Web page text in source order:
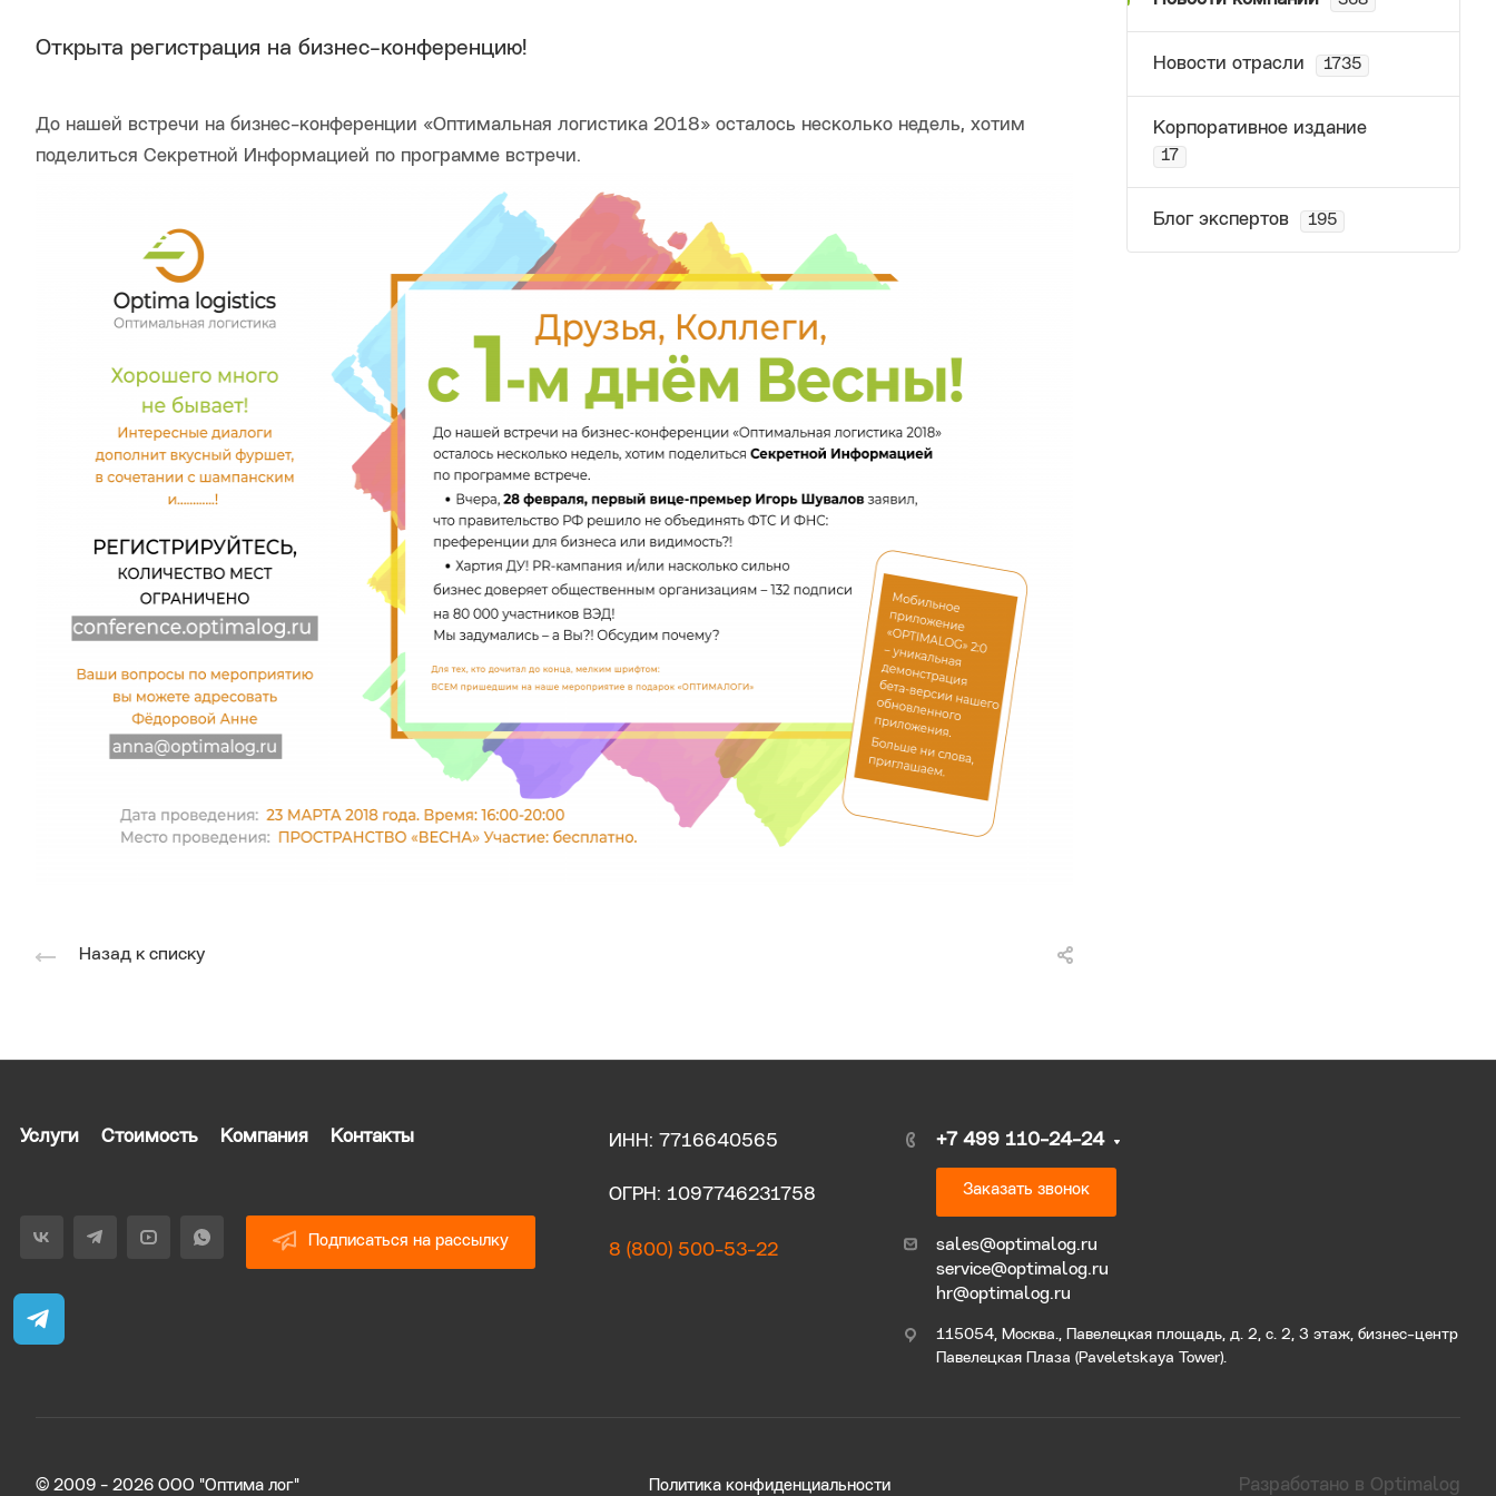
Открыта регистрация на бизнес-конференцию!
До нашей встречи на бизнес-конференции «Оптимальная логистика 2018» осталось несколько недель, хотим
поделиться Секретной Информацией по программе встречи.
Назад к списку
Новости отрасли 1735
Корпоративное издание
17
Блог экспертов 195
Услуги Стоимость Компания Контакты
Подписаться на рассылку
ИНН: 7716640565
ОГРН: 1097746231758
8 (800) 500-53-22
+7 499 110-24-24
Заказать звонок
sales@optimalog.ru
service@optimalog.ru
hr@optimalog.ru
115054, Москва., Павелецкая площадь, д. 2, с. 2, 3 этаж, бизнес-центр
Павелецкая Плаза (Paveletskaya Tower).
© 2009 - 2026 ООО "Оптима лог" Политика конфиденциальности Разработано в Optimalog